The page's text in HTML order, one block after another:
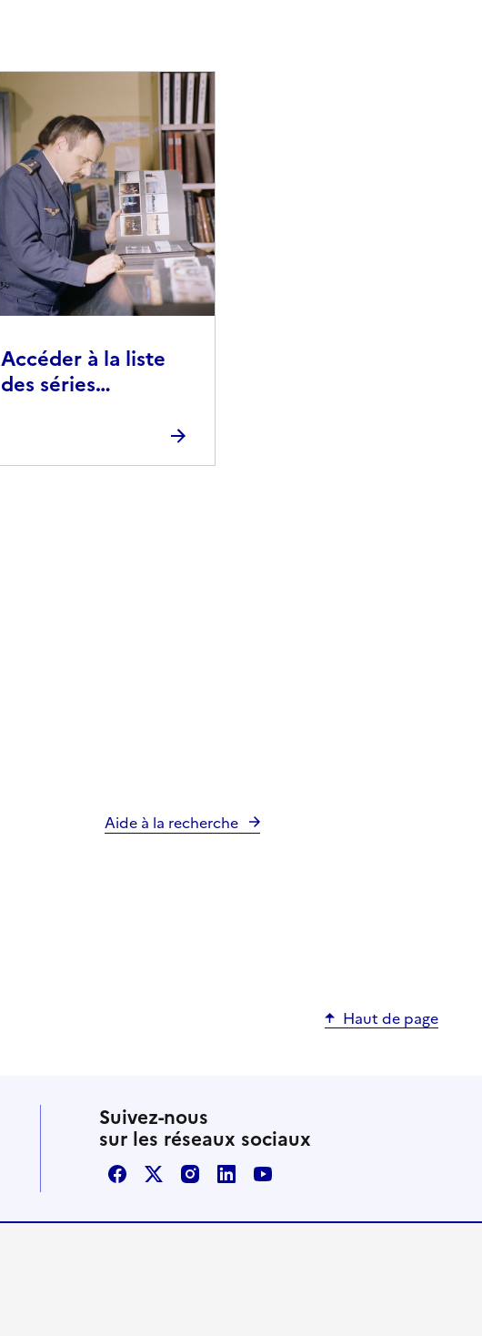
Accéder à la liste
des séries
Aide à la recherche
Haut de page
Suivez-nous
sur les réseaux sociaux
FacebookX / TwitterInstagram
LinkedInYoutube